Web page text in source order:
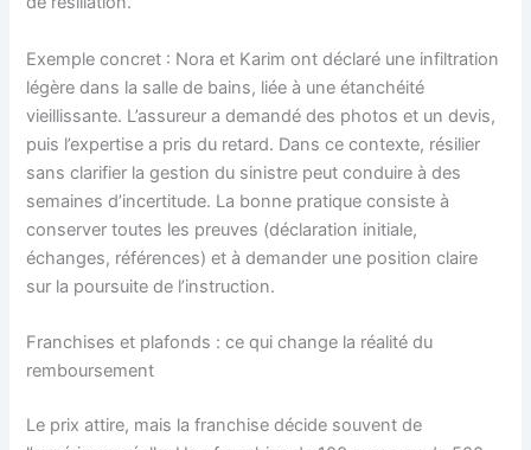
Exemple concret : Nora et Karim ont déclaré une infiltration
légère dans la salle de bains, liée à une étanchéité
vieillissante. L’assureur a demandé des photos et un devis,
puis l’expertise a pris du retard. Dans ce contexte, résilier
sans clarifier la gestion du sinistre peut conduire à des
semaines d’incertitude. La bonne pratique consiste à
conserver toutes les preuves (déclaration initiale,
échanges, références) et à demander une position claire
sur la poursuite de l’instruction.
Franchises et plafonds : ce qui change la réalité du
remboursement
Le prix attire, mais la franchise décide souvent de